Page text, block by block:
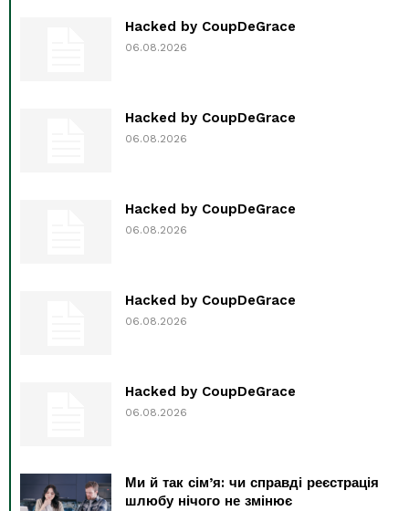
Hacked by CoupDeGrace
06.08.2026
Hacked by CoupDeGrace
06.08.2026
Hacked by CoupDeGrace
06.08.2026
Hacked by CoupDeGrace
06.08.2026
Hacked by CoupDeGrace
06.08.2026
Ми й так сім’я: чи справді реєстрація
шлюбу нічого не змінює